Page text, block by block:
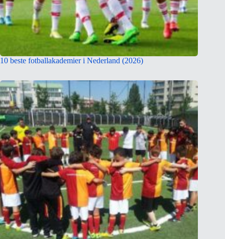
10 beste fotballakademier i Nederland (2026)